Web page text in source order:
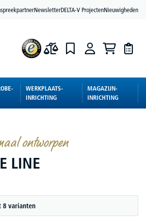
NewsletterDELTA-V ProjectenNieuwigheden
WERKPLAATS-
INRICHTING
MAGAZIJN-
INRICHTING
ontworpen
LINE
8 varianten